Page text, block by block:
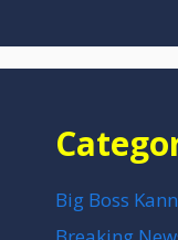
Big Boss